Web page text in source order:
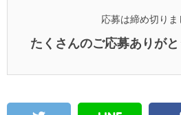
応募は締め切りま
たくさんのご応募ありがと